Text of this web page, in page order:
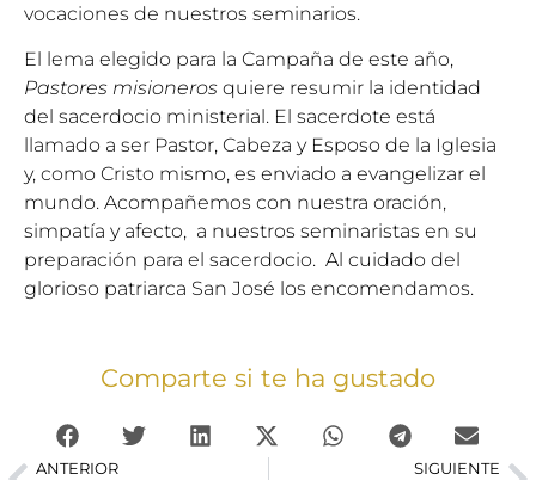
vocaciones de nuestros seminarios.
El lema elegido para la Campaña de este año,
Pastores misioneros quiere resumir la identidad
del sacerdocio ministerial. El sacerdote está
llamado a ser Pastor, Cabeza y Esposo de la Iglesia
y, como Cristo mismo, es enviado a evangelizar el
mundo. Acompañemos con nuestra oración,
simpatía y afecto, a nuestros seminaristas en su
preparación para el sacerdocio. Al cuidado del
glorioso patriarca San José los encomendamos.
Comparte si te ha gustado
ANTERIOR SIGUIENTE